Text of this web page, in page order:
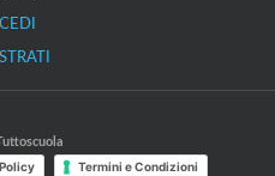
Termini e Condizioni